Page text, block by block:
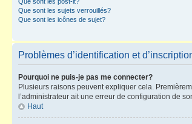
Que sont les sujets verrouillés?
Que sont les icônes de sujet?
Problèmes d’identification et
Pourquoi ne puis-je pas me connecter?
Plusieurs raisons peuvent expliquer cela.
l’administrateur ait une erreur de configuration de
Haut